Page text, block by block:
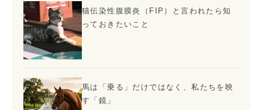
猫伝染性腹膜炎（FIP）と言われたら知
っておきたいこと
馬は「乗る」だけではなく、私たちを映
す「鏡」